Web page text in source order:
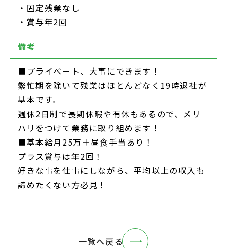
・固定残業なし
・賞与年2回
備考
■プライベート、大事にできます！
繁忙期を除いて残業はほとんどなく19時退社が
基本です。
週休2日制で長期休暇や有休もあるので、メリ
ハリをつけて業務に取り組めます！
■基本給月25万＋昼食手当あり！
プラス賞与は年2回！
好きな事を仕事にしながら、平均以上の収入も
諦めたくない方必見！
一覧へ戻る